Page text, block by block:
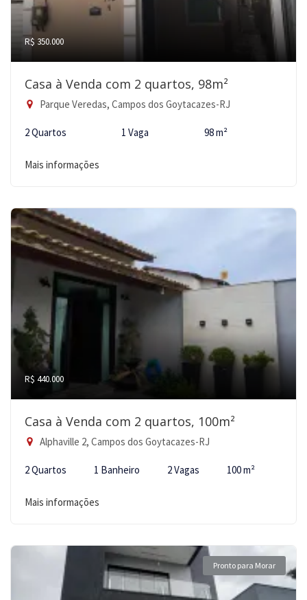
R$ 350.000
Casa à Venda com 2 quartos, 98m²
Parque Veredas, Campos dos Goytacazes-RJ
2 Quartos 1 Vaga 98 m²
Mais informações
R$ 440.000
Casa à Venda com 2 quartos, 100m²
Alphaville 2, Campos dos Goytacazes-RJ
2 Quartos 1 Banheiro 2 Vagas 100 m²
Mais informações
Pronto para Morar